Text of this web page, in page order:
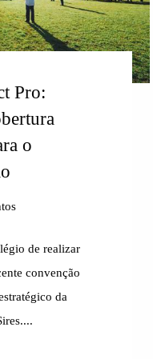
Pro:
o
de realizar
convenção
da